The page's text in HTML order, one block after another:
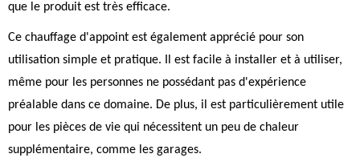
que le produit est très efficace.
Ce chauffage d'appoint est également apprécié pour son
utilisation simple et pratique. Il est facile à installer et à utiliser,
même pour les personnes ne possédant pas d'expérience
préalable dans ce domaine. De plus, il est particulièrement utile
pour les pièces de vie qui nécessitent un peu de chaleur
supplémentaire, comme les garages.